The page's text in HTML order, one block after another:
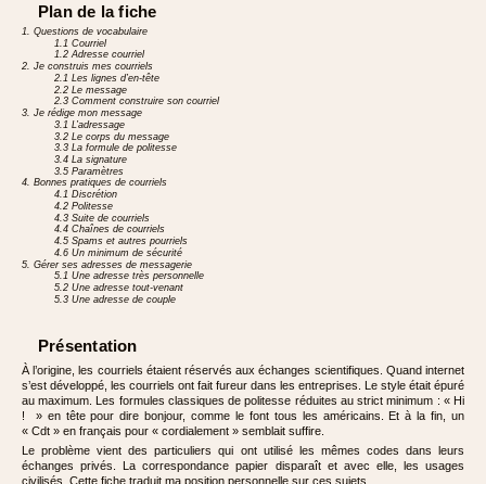
Plan de la fiche
1. Questions de vocabulaire
1.1 Courriel
1.2 Adresse courriel
2. Je construis mes courriels
2.1 Les lignes d’en-tête
2.2 Le message
2.3 Comment construire son courriel
3. Je rédige mon message
3.1 L’adressage
3.2 Le corps du message
3.3 La formule de politesse
3.4 La signature
3.5 Paramètres
4. Bonnes pratiques de courriels
4.1 Discrétion
4.2 Politesse
4.3 Suite de courriels
4.4 Chaînes de courriels
4.5 Spams et autres pourriels
4.6 Un minimum de sécurité
5. Gérer ses adresses de messagerie
5.1 Une adresse très personnelle
5.2 Une adresse tout-venant
5.3 Une adresse de couple
Présentation
À l’origine, les courriels étaient réservés aux échanges scientifiques. Quand internet
s’est développé, les courriels ont fait fureur dans les entreprises. Le style était épuré
au maximum. Les formules classiques de politesse réduites au strict minimum : « Hi
! » en tête pour dire bonjour, comme le font tous les américains. Et à la fin, un
« Cdt » en français pour « cordialement » semblait suffire.
Le problème vient des particuliers qui ont utilisé les mêmes codes dans leurs
échanges privés. La correspondance papier disparaît et avec elle, les usages
civilisés. Cette fiche traduit ma position personnelle sur ces sujets.